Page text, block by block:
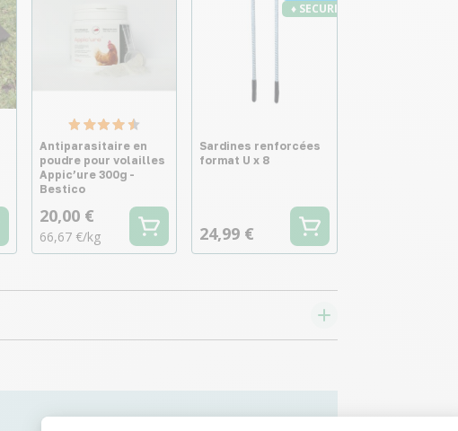
Antiparasitaire en
poudre pour volailles
Appic’ure 300g -
Bestico
20,00 €
66,67 €/kg
♦ SECURITE26
Sardines renforcées
format U x 8
24,99 €